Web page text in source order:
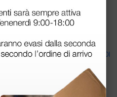
E CHE APPREZZA LA SERIETA' DI